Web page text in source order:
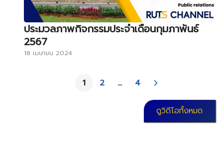
ประมวลภาพกิจกรรมประจำเดือนกุมภาพันธ์
2567
18 เมษายน 2024
1 2 … 4
ดูวิดีโอทั้งหมด